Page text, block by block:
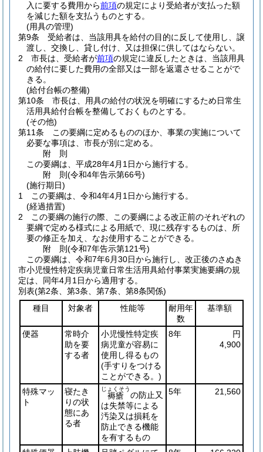
入に要する費用から前項の規定により受給者が支払った額
を減じた額を支払うものとする。
(用具の管理)
第9条
受給者は、当該用具を給付の目的に反して使用し、譲
渡し、交換し、貸し付け、又は担保に供してはならない。
2
市長は、受給者が前項の規定に違反したときは、当該用具
の給付に要した費用の全部又は一部を返還させることがで
きる。
(給付台帳の整備)
第10条
市長は、用具の給付の状況を明確にするため日常生
活用具給付台帳を整備しておくものとする。
(その他)
第11条
この要綱に定めるもののほか、事業の実施について
必要な事項は、市長が別に定める。
附 則
この要綱は、平成28年4月1日から施行する。
附 則(令和4年告示第66号)
(施行期日)
1
この要綱は、令和4年4月1日から施行する。
(経過措置)
2
この要綱の施行の際、この要綱による改正前のそれぞれの
要綱で定める様式による用紙で、現に残存するものは、所
要の修正を加え、なお使用することができる。
附 則(令和7年告示第121号)
この要綱は、令和7年6月30日から施行し、改正後のさぬき
市小児慢性特定疾病児童日常生活用具給付事業実施要綱の規
定は、同年4月1日から適用する。
別表(第2条、第3条、第7条、第8条関係)
種目
対象者 性能等
耐用年
数
基準額
便器
常時介
助を要
する者
小児慢性特定疾
病児童が容易に
使用し得るもの
(手すりをつける
ことができる。)
8年
円
4,900
特殊マッ
ト
寝たき
りの状
態にあ
る者
褥瘡
じょくそう
の防止又
は失禁等による
汚染又は損耗を
防止できる機能
を有するもの
5年 21,560